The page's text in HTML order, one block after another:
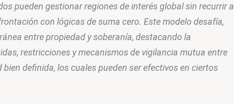
pueden gestionar regiones de interés global sin recurrir a
con lógicas de suma cero. Este modelo desafía,
entre propiedad y soberanía, destacando la
restricciones y mecanismos de vigilancia mutua entre
definida, los cuales pueden ser efectivos en ciertos